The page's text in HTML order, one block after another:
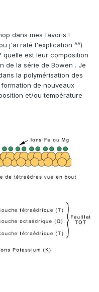
dans mes favoris !
j'ai raté l'explication ^^)
est leur composition
de la série de Bowen . Je
la polymérisation des
de nouveaux
et/ou température